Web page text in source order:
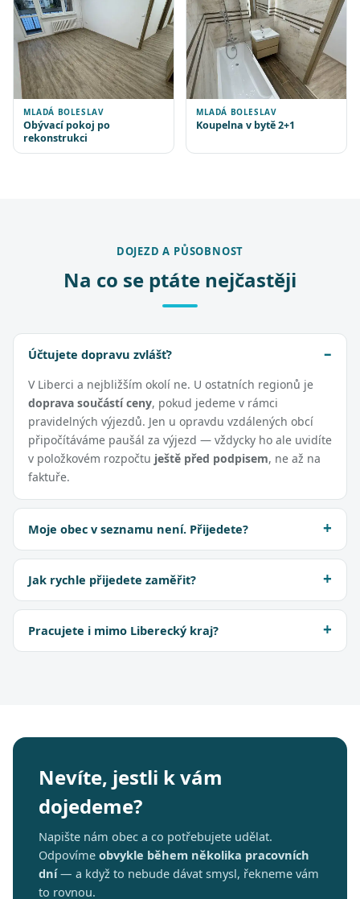
MLADÁ BOLESLAV
Obývací pokoj po
rekonstrukci
MLADÁ BOLESLAV
Koupelna v bytě 2+1
DOJEZD A PŮSOBNOST
Na co se ptáte nejčastěji
Účtujete dopravu zvlášť?
V Liberci a nejbližším okolí ne. U ostatních regionů je
doprava součástí ceny, pokud jedeme v rámci
pravidelných výjezdů. Jen u opravdu vzdálených obcí
připočítáváme paušál za výjezd — vždycky ho ale uvidíte
v položkovém rozpočtu ještě před podpisem, ne až na
faktuře.
Moje obec v seznamu není. Přijedete?
Jak rychle přijedete zaměřit?
Pracujete i mimo Liberecký kraj?
Nevíte, jestli k vám
dojedeme?
Napište nám obec a co potřebujete udělat.
Odpovíme obvykle během několika pracovních
dní— a když to nebude dávat smysl, řekneme vám
to rovnou.